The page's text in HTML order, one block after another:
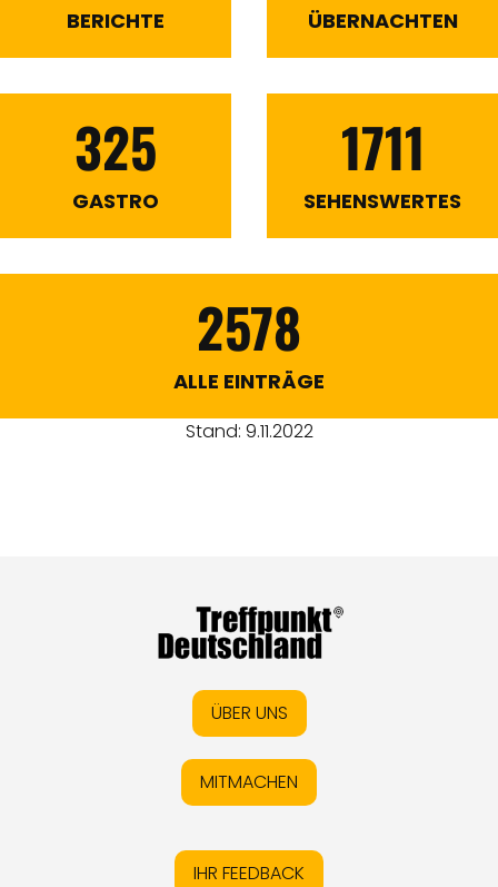
BERICHTE ÜBERNACHTEN
325
GASTRO
1711
SEHENSWERTES
2578
ALLE EINTRÄGE
Stand: 9.11.2022
ÜBER UNS
MITMACHEN
IHR FEEDBACK